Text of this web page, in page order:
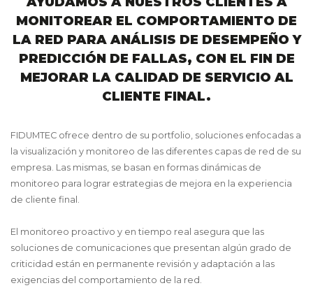
MONITOREAR EL COMPORTAMIENTO DE
LA RED PARA ANÁLISIS DE DESEMPEÑO Y
PREDICCIÓN DE FALLAS, CON EL FIN DE
MEJORAR LA CALIDAD DE SERVICIO AL
CLIENTE FINAL.
FIDUMTEC ofrece dentro de su portfolio, soluciones enfocadas a
la visualización y monitoreo de las diferentes capas de red de su
empresa. Las mismas, se basan en formas dinámicas de
monitoreo para lograr estrategias de mejora en la experiencia
de cliente final.
El monitoreo proactivo y en tiempo real asegura que las
soluciones de comunicaciones que presentan algún grado de
criticidad están en permanente revisión y adaptación a las
exigencias del comportamiento de la red.